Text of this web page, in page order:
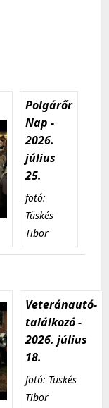
Polgárőr
Nap -
2026.
július
25.
fotó:
Tüskés
Tibor
Veteránautó-
találkozó -
2026. július
18.
fotó: Tüskés
Tibor